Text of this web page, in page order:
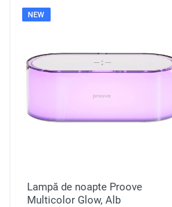
NEW
Lampă de noapte Proove
Multicolor Glow, Alb